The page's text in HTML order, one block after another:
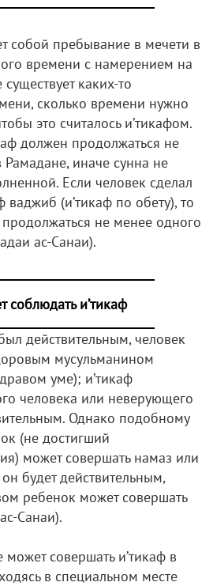
собой пребывание в мечети в
времени с намерением на
каких-то
сколько времени нужно
это считалось и’тикафом.
должен продолжаться не
иначе сунна не
Если человек сделал
ваджиб (и’тикаф по обету), то
продолжаться не менее одного
ас-Санаи).
соблюдать и’тикаф
действительным, человек
мусульманином
уме); и’тикаф
человека или неверующего
Однако подобному
(не достигший
может совершать намаз или
будет действительным,
ребенок может совершать
Санаи).
совершать и’тикаф в
в специальном месте